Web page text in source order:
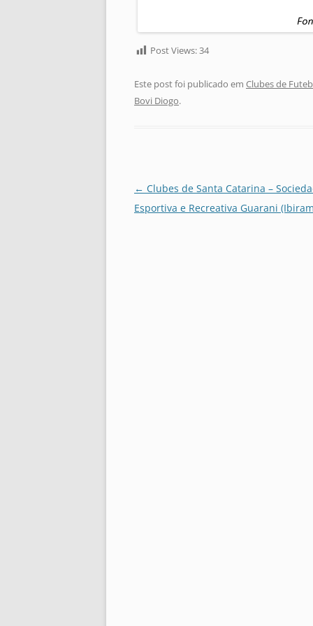
Post Views:34
Este post foi publicado em Clubes de
Bovi Diogo.
Navegação
de
← Clubes de Santa Catarina –
Esportiva e Recreativa Guarani